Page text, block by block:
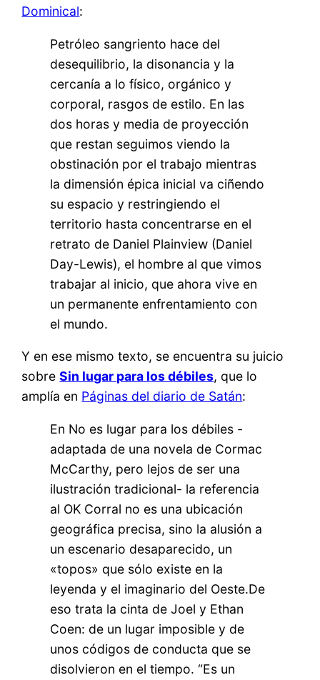
Dominical:
Petróleo sangriento hace del
desequilibrio, la disonancia y la
cercanía a lo físico, orgánico y
corporal, rasgos de estilo. En las
dos horas y media de proyección
que restan seguimos viendo la
obstinación por el trabajo mientras
la dimensión épica inicial va ciñendo
su espacio y restringiendo el
territorio hasta concentrarse en el
retrato de Daniel Plainview (Daniel
Day-Lewis), el hombre al que vimos
trabajar al inicio, que ahora vive en
un permanente enfrentamiento con
el mundo.
Y en ese mismo texto, se encuentra su juicio
sobreSin lugar para los débiles, que lo
amplía en Páginas del diario de Satán:
En No es lugar para los débiles -
adaptada de una novela de Cormac
McCarthy, pero lejos de ser una
ilustración tradicional- la referencia
al OK Corral no es una ubicación
geográfica precisa, sino la alusión a
un escenario desaparecido, un
«topos» que sólo existe en la
leyenda y el imaginario del Oeste.De
eso trata la cinta de Joel y Ethan
Coen: de un lugar imposible y de
unos códigos de conducta que se
disolvieron en el tiempo. “Es un